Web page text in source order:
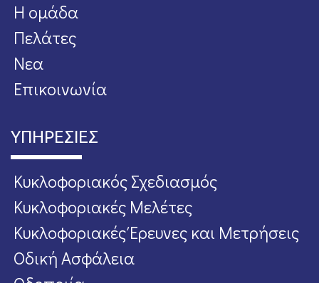
Η ομάδα
Πελάτες
Νεα
Επικοινωνία
ΥΠΗΡΕΣΙΕΣ
Κυκλοφοριακός Σχεδιασμός
Κυκλοφοριακές Μελέτες
Κυκλοφοριακές Έρευνες και Μετρήσεις
Οδική Ασφάλεια